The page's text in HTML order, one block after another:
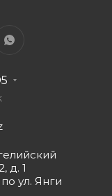
д. 1
ул. Янги